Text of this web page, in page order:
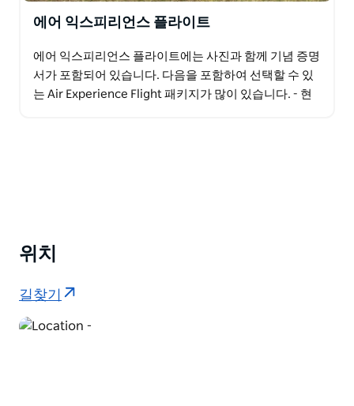
에어 익스피리언스 플라이트
에어 익스피리언스 플라이트에는 사진과 함께 기념 증명
서가 포함되어 있습니다. 다음을 포함하여 선택할 수 있
는 Air Experience Flight 패키지가 많이 있습니다. - 현
위치
길찾기